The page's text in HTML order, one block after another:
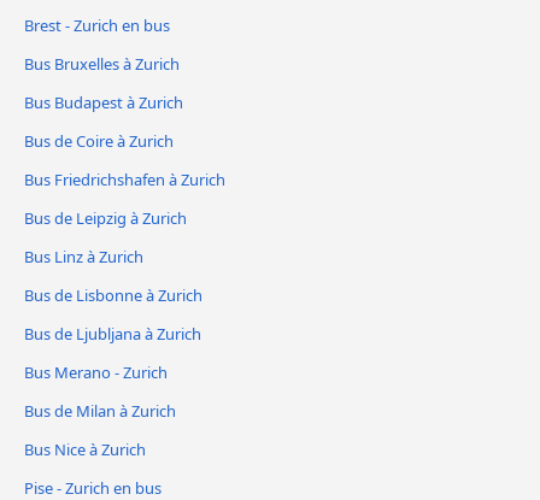
Brest - Zurich en bus
Bus Bruxelles à Zurich
Bus Budapest à Zurich
Bus de Coire à Zurich
Bus Friedrichshafen à Zurich
Bus de Leipzig à Zurich
Bus Linz à Zurich
Bus de Lisbonne à Zurich
Bus de Ljubljana à Zurich
Bus Merano - Zurich
Bus de Milan à Zurich
Bus Nice à Zurich
Pise - Zurich en bus